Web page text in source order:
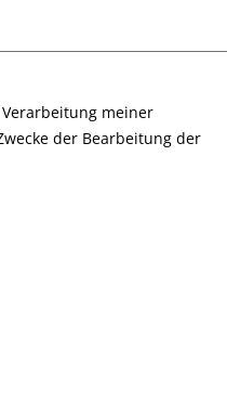
meiner
der Bearbeitung der